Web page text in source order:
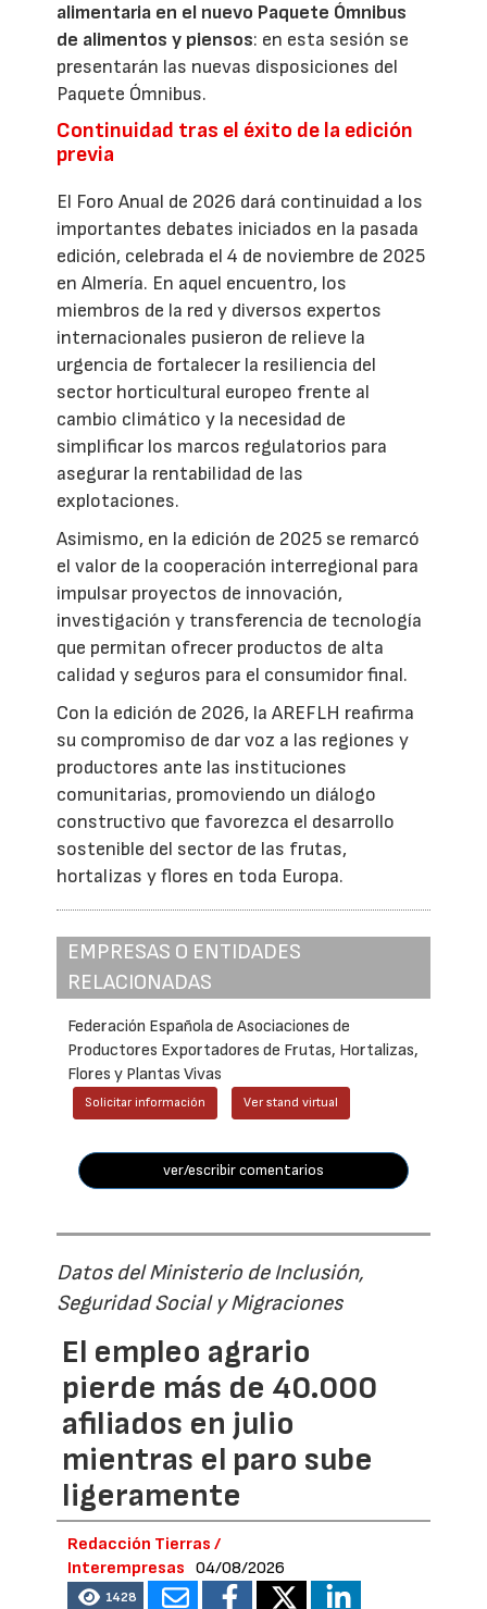
alimentaria en el nuevo Paquete Ómnibus
de alimentos y piensos: en esta sesión se
presentarán las nuevas disposiciones del
Paquete Ómnibus.
Continuidad tras el éxito de la edición
previa
El Foro Anual de 2026 dará continuidad a los
importantes debates iniciados en la pasada
edición, celebrada el 4 de noviembre de 2025
en Almería. En aquel encuentro, los
miembros de la red y diversos expertos
internacionales pusieron de relieve la
urgencia de fortalecer la resiliencia del
sector horticultural europeo frente al
cambio climático y la necesidad de
simplificar los marcos regulatorios para
asegurar la rentabilidad de las
explotaciones.
Asimismo, en la edición de 2025 se remarcó
el valor de la cooperación interregional para
impulsar proyectos de innovación,
investigación y transferencia de tecnología
que permitan ofrecer productos de alta
calidad y seguros para el consumidor final.
Con la edición de 2026, la AREFLH reafirma
su compromiso de dar voz a las regiones y
productores ante las instituciones
comunitarias, promoviendo un diálogo
constructivo que favorezca el desarrollo
sostenible del sector de las frutas,
hortalizas y flores en toda Europa.
EMPRESAS O ENTIDADES
RELACIONADAS
Federación Española de Asociaciones de
Productores Exportadores de Frutas, Hortalizas,
Flores y Plantas Vivas
Solicitar información Ver stand virtual
ver/escribir comentarios
Datos del Ministerio de Inclusión,
Seguridad Social y Migraciones
El empleo agrario
pierde más de 40.000
afiliados en julio
mientras el paro sube
ligeramente
Redacción Tierras /
Interempresas
04/08/2026
1428